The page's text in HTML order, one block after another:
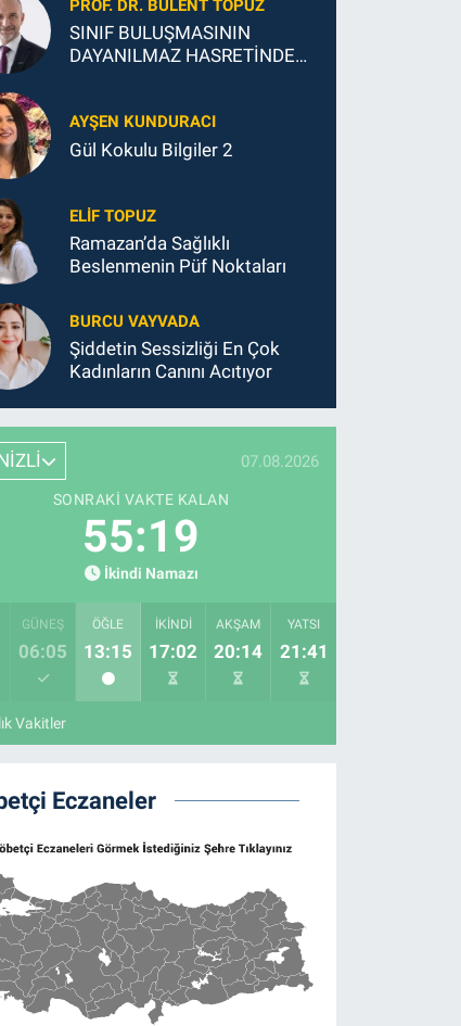
PROF. DR. BÜLENT TOPUZ
SINIF BULUŞMASININ
DAYANILMAZ HASRETİNDEN
AYŞEN KUNDURACI
Gül Kokulu Bilgiler 2
ELIF TOPUZ
Ramazan’da Sağlıklı
Beslenmenin Püf Noktaları
BURCU VAYVADA
Şiddetin Sessizliği En Çok
Kadınların Canını Acıtıyor
07.08.2026
SONRAKI VAKTE KALAN
55:18
İkindi Namazı
GÜNEŞ
06:05
ÖĞLE
13:15
İKINDI
17:02
AKŞAM
20:14
YATSI
21:41
Vakitler
Eczaneler